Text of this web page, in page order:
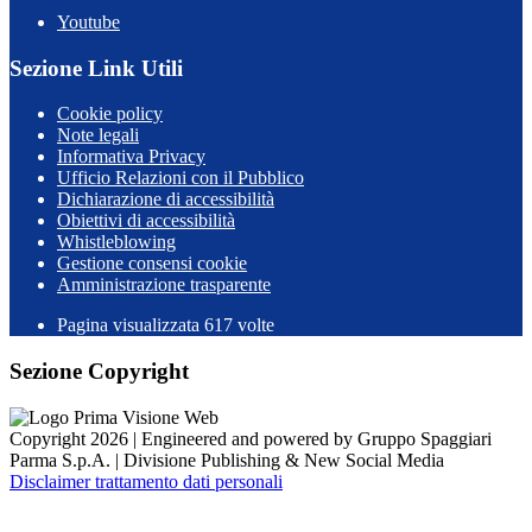
Youtube
Sezione Link Utili
Cookie policy
Note legali
Informativa Privacy
Ufficio Relazioni con il Pubblico
Dichiarazione di accessibilità
Obiettivi di accessibilità
Whistleblowing
Gestione consensi cookie
Amministrazione trasparente
Pagina visualizzata 617 volte
Sezione Copyright
Copyright 2026 | Engineered and powered by Gruppo Spaggiari
Parma S.p.A. | Divisione Publishing & New Social Media
Disclaimer trattamento dati personali